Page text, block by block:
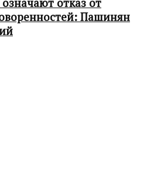
отказ от
Пашинян